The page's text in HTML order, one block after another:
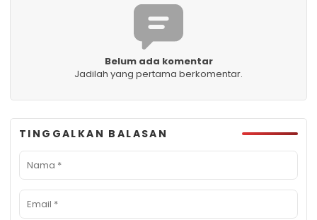
Belum ada komentar
Jadilah yang pertama berkomentar.
TINGGALKAN BALASAN